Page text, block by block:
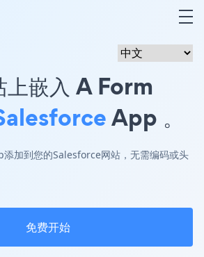
上嵌入 A Form
App 。
加到您的Salesforce网站，无需编码或头
免费开始